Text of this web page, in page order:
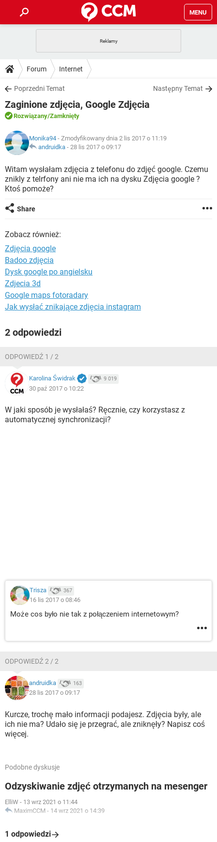
MENU
GRY
SPOTIFY
INSTAGRAM FACEBOOK
WINDOWS 10
PORADY
PlayStation
SPOTIFY
INSTAGRAM
WINDOWS 10
DO POBRANIA
ANDROID TIKTOK
GRY
IOS NETFLIX
INSTAGRAM
WINDOWS 10
FORUM
COVID-19
GRY WHATSAPP
INSTAGRAM FACEBOOK
ARTYKUŁY
COVID-19
GRY WHATSAPP
SPOTIFY
INSTAGRAM
Forum Internet
Poprzedni Temat Następny Temat
Zaginione zdjęcia, Google Zdjęcia
Rozwiązany/Zamknięty
Monika94 - Zmodyfikowany dnia 2 lis 2017 o 11:19
andruidka - 28 lis 2017 o 09:17
Witam wysłałam zdjęcia z telefonu do zdjęć google. Czemu
znikly z telrfony ani nie ma ich na dysku Zdjęcia google ?
Ktoś pomoże?
Share
Zobacz również:
Zdjęcia google
Badoo zdjęcia
Dysk google po angielsku
Zdjecia 3d
Google maps fotoradary
Jak wysłać znikające zdjęcia instagram
2 odpowiedzi
ODPOWIEDŹ 1 / 2
Karolina Świdrak 9 019
30 paź 2017 o 10:22
W jaki sposób je wysłałaś? Ręcznie, czy korzystasz z
automatycznej synchronizacji?
Trisza 367
16 lis 2017 o 08:46
Może cos było nie tak z połączeniem internetowym?
ODPOWIEDŹ 2 / 2
andruidka 163
28 lis 2017 o 09:17
Kurcze, trochę mało informacji podajesz. Zdjęcia były, ale
ich nie ma? Udało się je przegrać, ale zniknęły? Napisz coś
więcej.
Podobne dyskusje
Odzyskiwanie zdjęć otrzymanych na mesenger
ElliW - 13 wrz 2021 o 11:44
MaximCCM - 14 wrz 2021 o 14:39
1 odpowiedzi